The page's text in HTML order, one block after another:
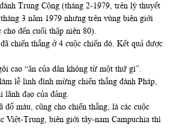
Trung Cộng (tháng 2-1979, trên lý thuyết
3 năm 1979 nhưng trên vùng biên giới
đến cuối thập niên 80).
chiến thắng ở 4 cuộc chiến đó. Kết quả được
cao “ăn của dân không từ một thứ gì”.
lễ linh đình mừng chiến thắng đánh Pháp,
đạo của đảng.
đổ máu, cũng cho chiến thắng, là các cuộc
Việt-Trung, biên giới tây-nam Campuchia thì